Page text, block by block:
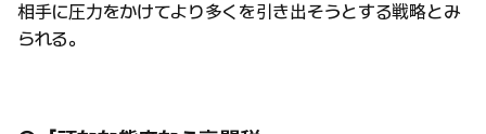
相手に圧力をかけてより多くを引き出そうとする戦略とみ
られる。